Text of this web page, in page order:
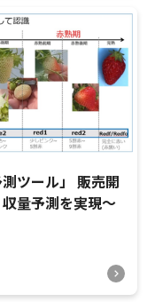
ツール」 販売開
量予測を実現～